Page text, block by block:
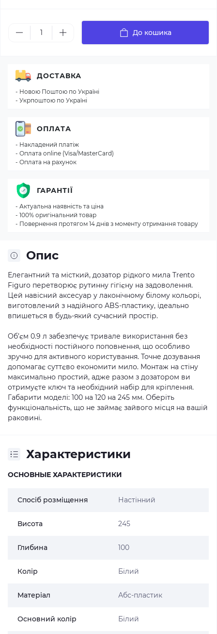
До кошика
Опис
Елегантний та місткий, дозатор рідкого мила Trento
Figuro перетворює рутинну гігієну на задоволення.
Цей навісний аксесуар у лаконічному білому кольорі,
виготовлений з надійного ABS-пластику, ідеально
впишеться в будь-який сучасний простір.
Об’єм 0.9 л забезпечує тривале використання без
необхідності постійного поповнення, що особливо
зручно для активного користування. Точне дозування
допомагає суттєво економити мило. Монтаж на стіну
максимально простий, адже разом з дозатором ви
отримуєте ключ та необхідний набір для кріплення.
Габарити моделі: 100 на 120 на 245 мм. Оберіть
функціональність, що не займає зайвого місця на вашій
раковині.
Характеристики
ОСНОВНЫЕ ХАРАКТЕРИСТИКИ
Спосіб розміщення Настінний
Висота 245
Глибина 100
Колір Білий
Матеріал Абс-пластик
Основний колір Білий
ДОСТАВКА
- Новою Поштою по Україні
- Укрпоштою по Україні
ОПЛАТА
- Накладений платіж
- Оплата online (Visa/MasterCard)
- Оплата на рахунок
ГАРАНТІЇ
- Актуальна наявність та ціна
- 100% оригінальний товар
- Повернення протягом 14 днів з моменту отримання товару